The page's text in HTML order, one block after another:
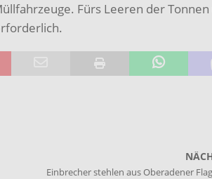
Fürs Leeren der Tonnen
Einbrecher stehlen aus Oberadener